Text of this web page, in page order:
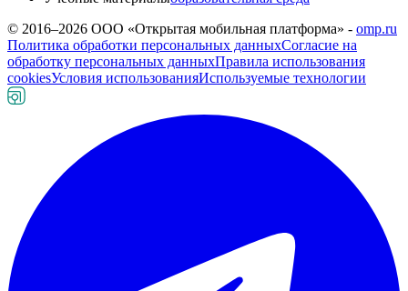
© 2016–2026 ООО «Открытая мобильная платформа» - omp.ru
Политика обработки персональных данныхСогласие на
обработку персональных данныхПравила использования
cookiesУсловия использованияИспользуемые технологии